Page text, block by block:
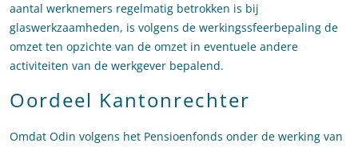
aantal werknemers regelmatig betrokken is bij
glaswerkzaamheden, is volgens de werkingssfeerbepaling de
omzet ten opzichte van de omzet in eventuele andere
activiteiten van de werkgever bepalend.
Oordeel Kantonrechter
Omdat Odin volgens het Pensioenfonds onder de werking van